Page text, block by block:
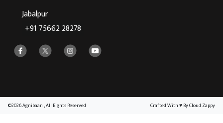
Jabalpur
+91 75662 28278
©2026 Agnibaan , All Rights Reserved Crafted With♥By Cloud Zappy